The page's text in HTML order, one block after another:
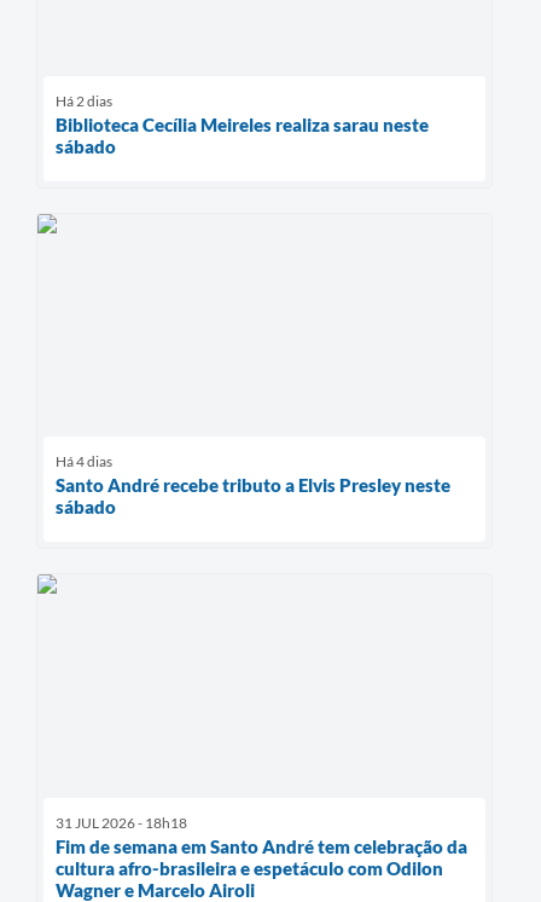
Há 2 dias
Biblioteca Cecília Meireles realiza sarau neste
sábado
Há 4 dias
Santo André recebe tributo a Elvis Presley neste
sábado
31 JUL 2026 - 18h18
Fim de semana em Santo André tem celebração da
cultura afro-brasileira e espetáculo com Odilon
Wagner e Marcelo Airoli